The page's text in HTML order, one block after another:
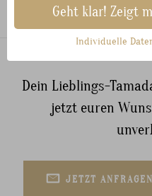
Dein Lieblings-
jetzt euren
JETZT ANFRAGEN
Geht klar! Zeigt
Individuelle